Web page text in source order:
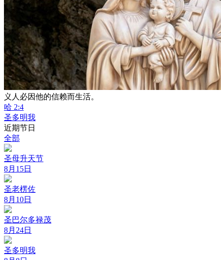
义人必因他的信赖而生活。
哈 2:4
圣多明我
近期节日
全部
圣母升天节
8月15日
圣老楞佐
8月10日
圣巴尔多禄茂
8月24日
圣多明我